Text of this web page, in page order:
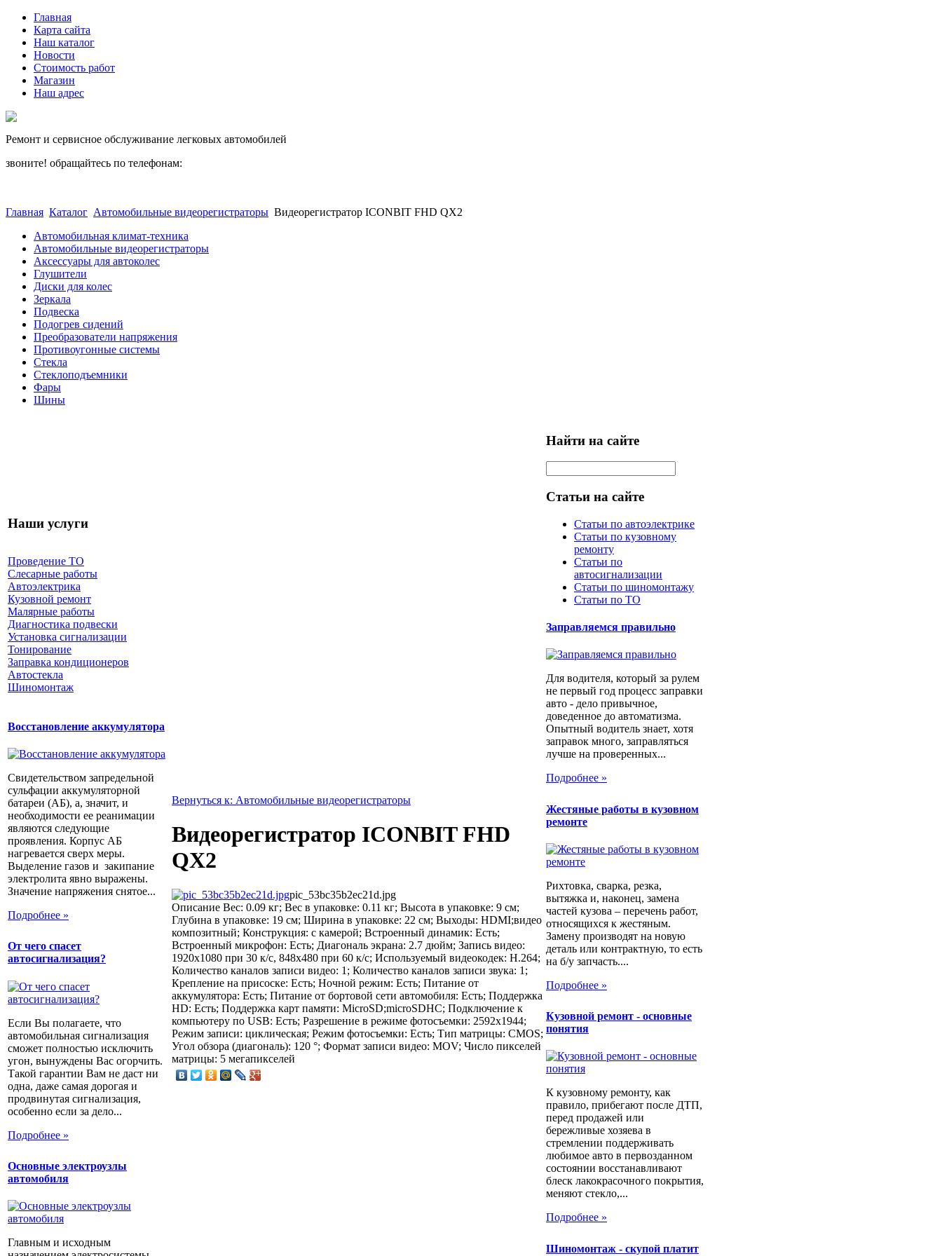
Главная
Карта сайта
Наш каталог
Новости
Стоимость работ
Магазин
Наш адрес
Ремонт и сервисное обслуживание легковых автомобилей
звоните! обращайтесь по телефонам:
Главная Каталог Автомобильные видеорегистраторы Видеорегистратор ICONBIT FHD QX2
Автомобильная климат-техника
Автомобильные видеорегистраторы
Аксессуары для автоколес
Глушители
Диски для колес
Зеркала
Подвеска
Подогрев сидений
Преобразователи напряжения
Противоугонные системы
Стекла
Стеклоподъемники
Фары
Шины
Наши услуги
Проведение ТО
Слесарные работы
Автоэлектрика
Кузовной ремонт
Малярные работы
Диагностика подвески
Установка сигнализации
Тонирование
Заправка кондиционеров
Автостекла
Шиномонтаж
Восстановление аккумулятора
Свидетельством запредельной
сульфации аккумуляторной
батареи (АБ), а, значит, и
необходимости ее реанимации
являются следующие
проявления. Корпус АБ
нагревается сверх меры.
Выделение газов и закипание
электролита явно выражены.
Значение напряжения снятое...
Подробнее »
От чего спасет
автосигнализация?
Если Вы полагаете, что
автомобильная сигнализация
сможет полностью исключить
угон, вынуждены Вас огорчить.
Такой гарантии Вам не даст ни
одна, даже самая дорогая и
продвинутая сигнализация,
особенно если за дело...
Подробнее »
Основные электроузлы
автомобиля
Главным и исходным
Вернуться к: Автомобильные видеорегистраторы
Видеорегистратор ICONBIT FHD
QX2
pic_53bc35b2ec21d.jpg
Описание Вес: 0.09 кг; Вес в упаковке: 0.11 кг; Высота в упаковке: 9 см;
Глубина в упаковке: 19 см; Ширина в упаковке: 22 см; Выходы: HDMI;видео
композитный; Конструкция: с камерой; Встроенный динамик: Есть;
Встроенный микрофон: Есть; Диагональ экрана: 2.7 дюйм; Запись видео:
1920x1080 при 30 к/с, 848x480 при 60 к/с; Используемый видеокодек: H.264;
Количество каналов записи видео: 1; Количество каналов записи звука: 1;
Крепление на присоске: Есть; Ночной режим: Есть; Питание от
аккумулятора: Есть; Питание от бортовой сети автомобиля: Есть; Поддержка
HD: Есть; Поддержка карт памяти: MicroSD;microSDHC; Подключение к
компьютеру по USB: Есть; Разрешение в режиме фотосъемки: 2592x1944;
Режим записи: циклическая; Режим фотосъемки: Есть; Тип матрицы: CMOS;
Угол обзора (диагональ): 120 °; Формат записи видео: MOV; Число пикселей
матрицы: 5 мегапикселей
Найти на сайте
Статьи на сайте
Статьи по автоэлектрике
Статьи по кузовному
ремонту
Статьи по
автосигнализации
Статьи по шиномонтажу
Статьи по ТО
Заправляемся правильно
Для водителя, который за рулем
не первый год процесс заправки
авто - дело привычное,
доведенное до автоматизма.
Опытный водитель знает, хотя
заправок много, заправляться
лучше на проверенных...
Подробнее »
Жестяные работы в кузовном
ремонте
Рихтовка, сварка, резка,
вытяжка и, наконец, замена
частей кузова – перечень работ,
относящихся к жестяным.
Замену производят на новую
деталь или контрактную, то есть
на б/у запчасть....
Подробнее »
Кузовной ремонт - основные
понятия
К кузовному ремонту, как
правило, прибегают после ДТП,
перед продажей или
бережливые хозяева в
стремлении поддерживать
любимое авто в первозданном
состоянии восстанавливают
блеск лакокрасочного покрытия,
меняют стекло,...
Подробнее »
Шиномонтаж - скупой платит